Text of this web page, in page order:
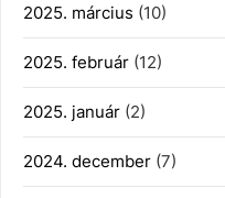
2025. március (10)
2025. február (12)
2025. január (2)
2024. december (7)